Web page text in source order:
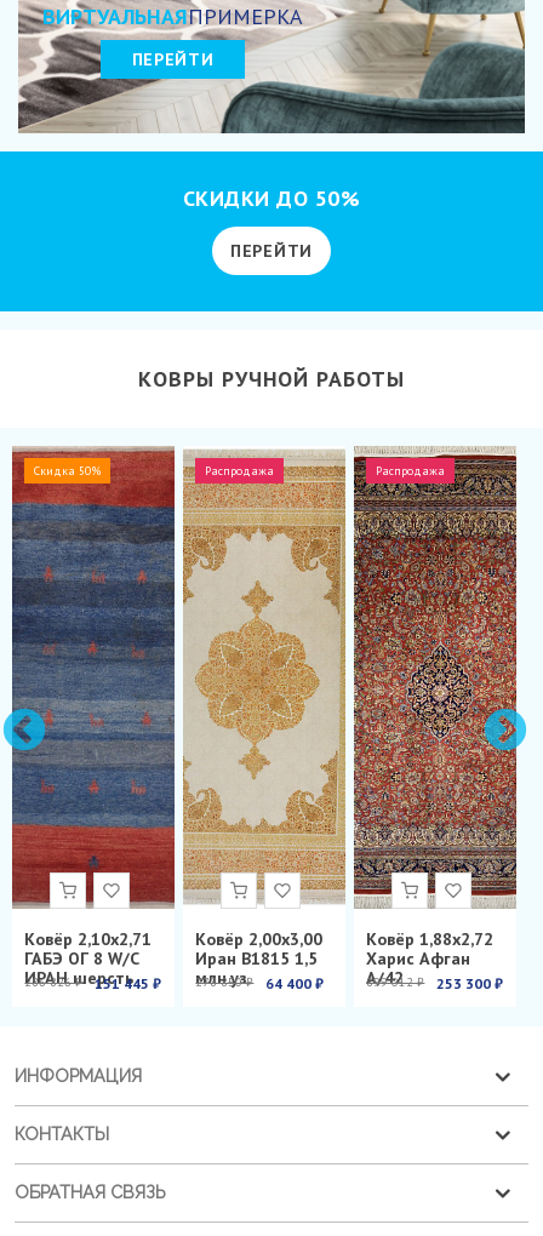
ВИРТУАЛЬНАЯПРИМЕРКА
ПЕРЕЙТИ
СКИДКИ ДО 50%
ПЕРЕЙТИ
КОВРЫ РУЧНОЙ РАБОТЫ
Скидка 50%
Ковёр 2,10х2,71
ГАБЭ ОГ 8 W/C
ИРАН шерсть
286 826 ₽ 151 445 ₽
Распродажа
Ковёр 2,00х3,00
Иран B1815 1,5
млн.уз.
278 850 ₽ 64 400 ₽
Распродажа
Ковёр 1,88х2,72
Харис Афган
А/42
899 012 ₽ 253 300 ₽
ИНФОРМАЦИЯ
КОНТАКТЫ
ОБРАТНАЯ СВЯЗЬ